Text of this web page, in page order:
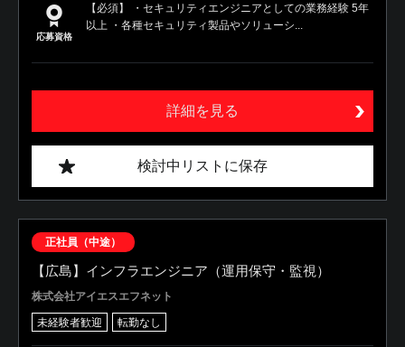
応募資格
【必須】 ・セキュリティエンジニアとしての業務経験 5年
以上 ・各種セキュリティ製品やソリューシ...
詳細を見る
検討中リストに保存
正社員（中途）
【広島】インフラエンジニア（運用保守・監視）
株式会社アイエスエフネット
未経験者歓迎 転勤なし